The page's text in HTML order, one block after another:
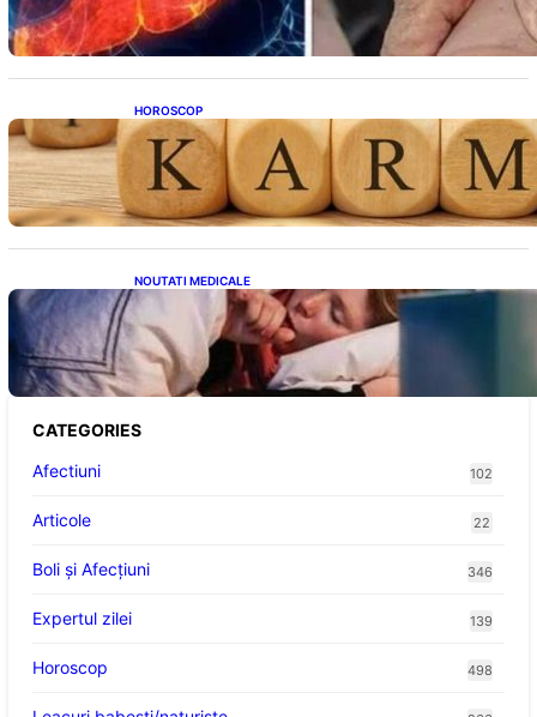
HOROSCOP
Eclipsa și Karma: Impactul Emoțional Asupra
Zodiilor Leu și Vărsător
NOUTATI MEDICALE
Tusea seacă nocturnă: Semnale importante
despre sănătatea inimii tale
CATEGORIES
Afectiuni
102
Articole 22
Boli și Afecțiuni 346
Expertul zilei 139
Horoscop 498